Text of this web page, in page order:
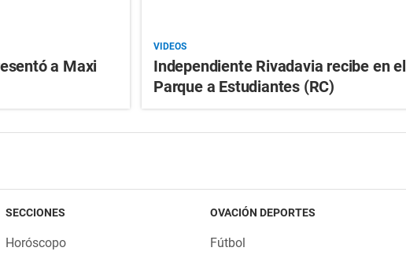
a Maxi
VIDEOS
Independiente Rivadavia recibe en el
Parque a Estudiantes (RC)
SECCIONES
Horóscopo
OVACIÓN DEPORTES
Fútbol